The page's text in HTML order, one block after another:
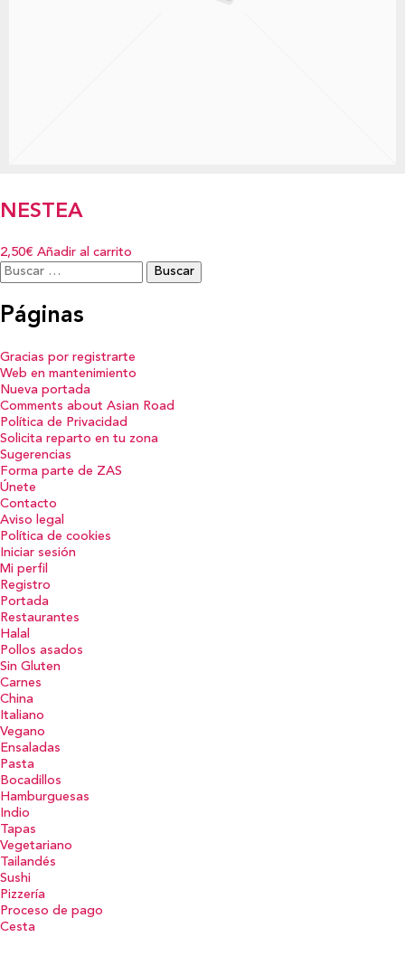
NESTEA
2,50€ Añadir al carrito
Buscar:
Páginas
Gracias por registrarte
Web en mantenimiento
Nueva portada
Comments about Asian Road
Política de Privacidad
Solicita reparto en tu zona
Sugerencias
Forma parte de ZAS
Únete
Contacto
Aviso legal
Política de cookies
Iniciar sesión
Mi perfil
Registro
Portada
Restaurantes
Halal
Pollos asados
Sin Gluten
Carnes
China
Italiano
Vegano
Ensaladas
Pasta
Bocadillos
Hamburguesas
Indio
Tapas
Vegetariano
Tailandés
Sushi
Pizzería
Proceso de pago
Cesta